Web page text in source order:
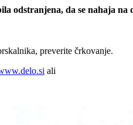
odstranjena, da se nahaja
preverite črkovanje.
ali